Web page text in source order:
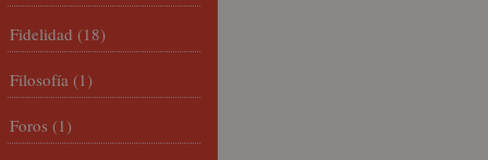
Fidelidad (18)
Filosofía (1)
Foros (1)